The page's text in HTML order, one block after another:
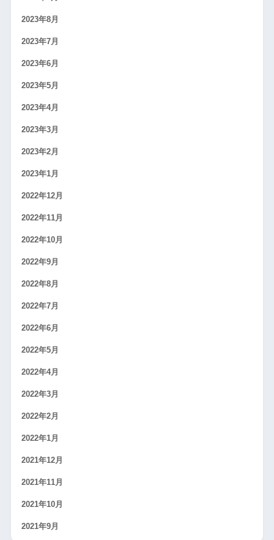
2023年8月
2023年7月
2023年6月
2023年5月
2023年4月
2023年3月
2023年2月
2023年1月
2022年12月
2022年11月
2022年10月
2022年9月
2022年8月
2022年7月
2022年6月
2022年5月
2022年4月
2022年3月
2022年2月
2022年1月
2021年12月
2021年11月
2021年10月
2021年9月